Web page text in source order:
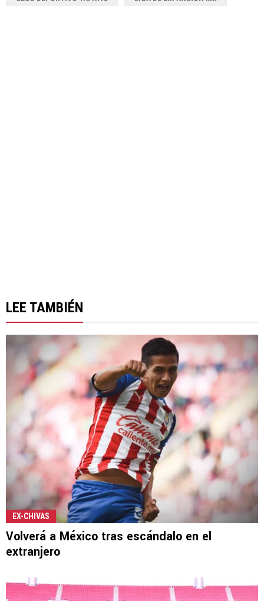
LEE TAMBIÉN
EX-CHIVAS
Volverá a México tras escándalo en el
extranjero